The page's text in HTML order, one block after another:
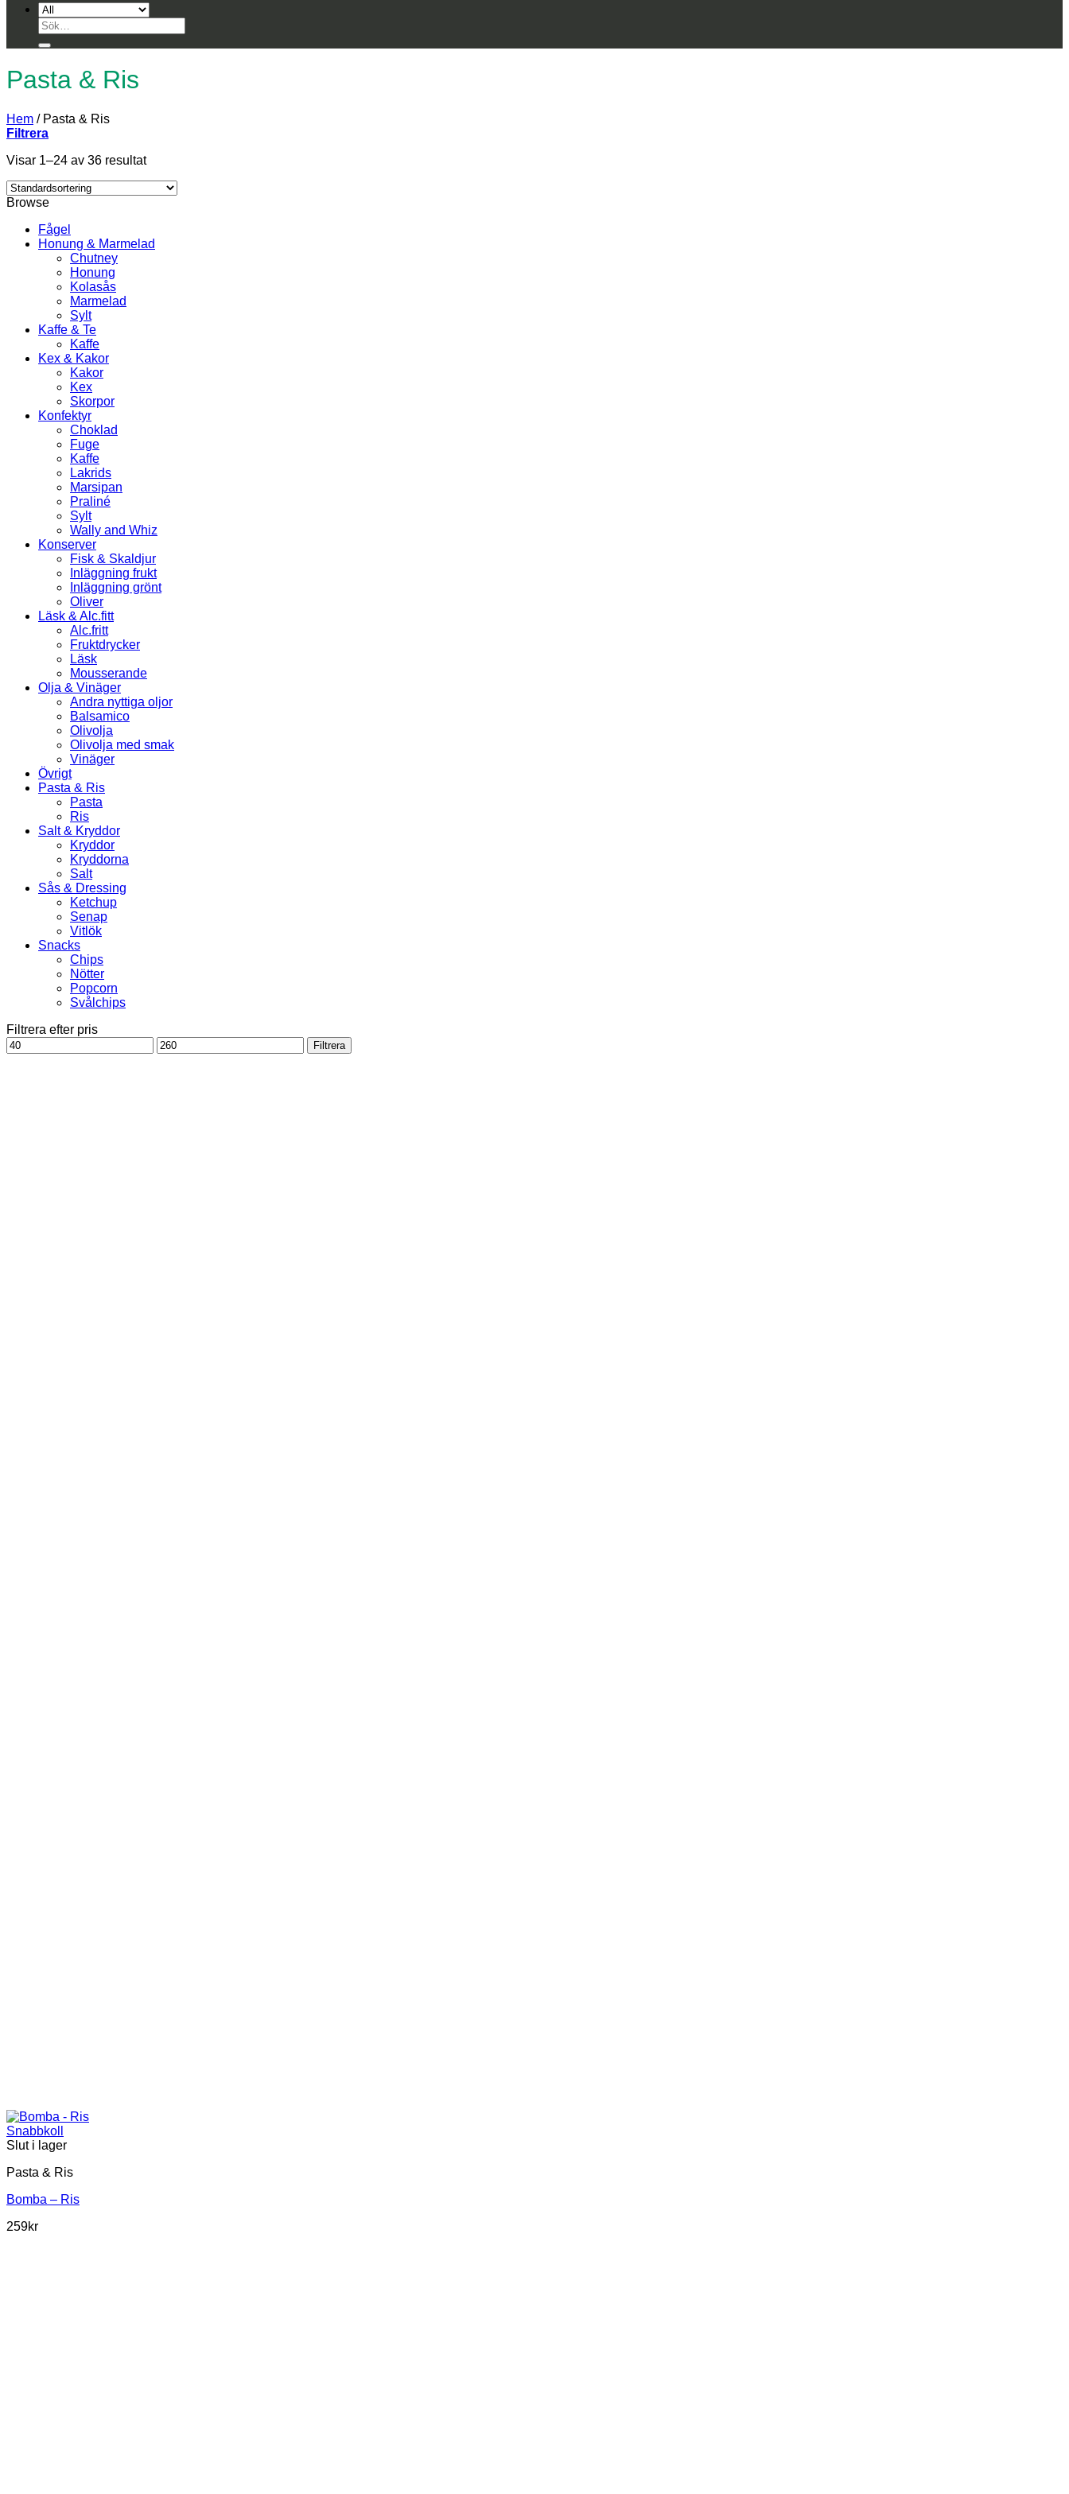
Sök
efter:
Pasta & Ris
Hem /Pasta & Ris
Filtrera
Visar 1–24 av 36 resultat
Browse
Fågel
Honung & Marmelad
Chutney
Honung
Kolasås
Marmelad
Sylt
Kaffe & Te
Kaffe
Kex & Kakor
Kakor
Kex
Skorpor
Konfektyr
Choklad
Fuge
Kaffe
Lakrids
Marsipan
Praliné
Sylt
Wally and Whiz
Konserver
Fisk & Skaldjur
Inläggning frukt
Inläggning grönt
Oliver
Läsk & Alc.fitt
Alc.fritt
Fruktdrycker
Läsk
Mousserande
Olja & Vinäger
Andra nyttiga oljor
Balsamico
Olivolja
Olivolja med smak
Vinäger
Övrigt
Pasta & Ris
Pasta
Ris
Salt & Kryddor
Kryddor
Kryddorna
Salt
Sås & Dressing
Ketchup
Senap
Vitlök
Snacks
Chips
Nötter
Popcorn
Svålchips
Filtrera efter pris
Min
pris
Max
pris
Filtrera
Snabbkoll
Slut i lager
Pasta & Ris
Bomba – Ris
259kr